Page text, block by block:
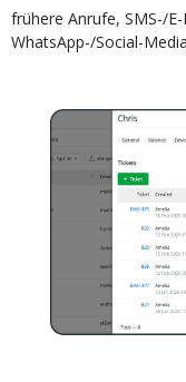
frühere Anrufe, SMS-/
WhatsApp-/Social-